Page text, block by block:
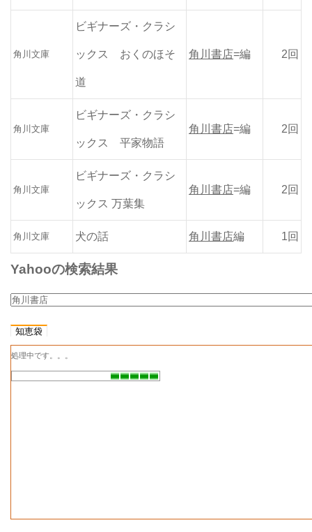
角川文庫
ビギナーズ・クラシ
ックス おくのほそ
道
角川書店=編 2回
角川文庫
ビギナーズ・クラシ
ックス 平家物語
角川書店=編 2回
角川文庫
ビギナーズ・クラシ
ックス 万葉集
角川書店=編 2回
角川文庫 犬の話 角川書店編 1回
Yahooの検索結果
知恵袋
処理中です。。。